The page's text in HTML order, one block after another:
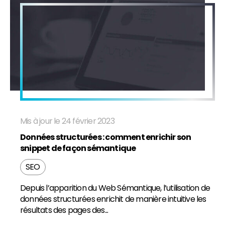
Mis à jour le 24 février 2023
Données structurées : comment enrichir son
snippet de façon sémantique
SEO
Depuis l’apparition du Web Sémantique, l’utilisation de
données structurées enrichit de manière intuitive les
résultats des pages des...